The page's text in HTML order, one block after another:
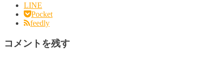
LINE
Pocket
feedly
コメントを残す